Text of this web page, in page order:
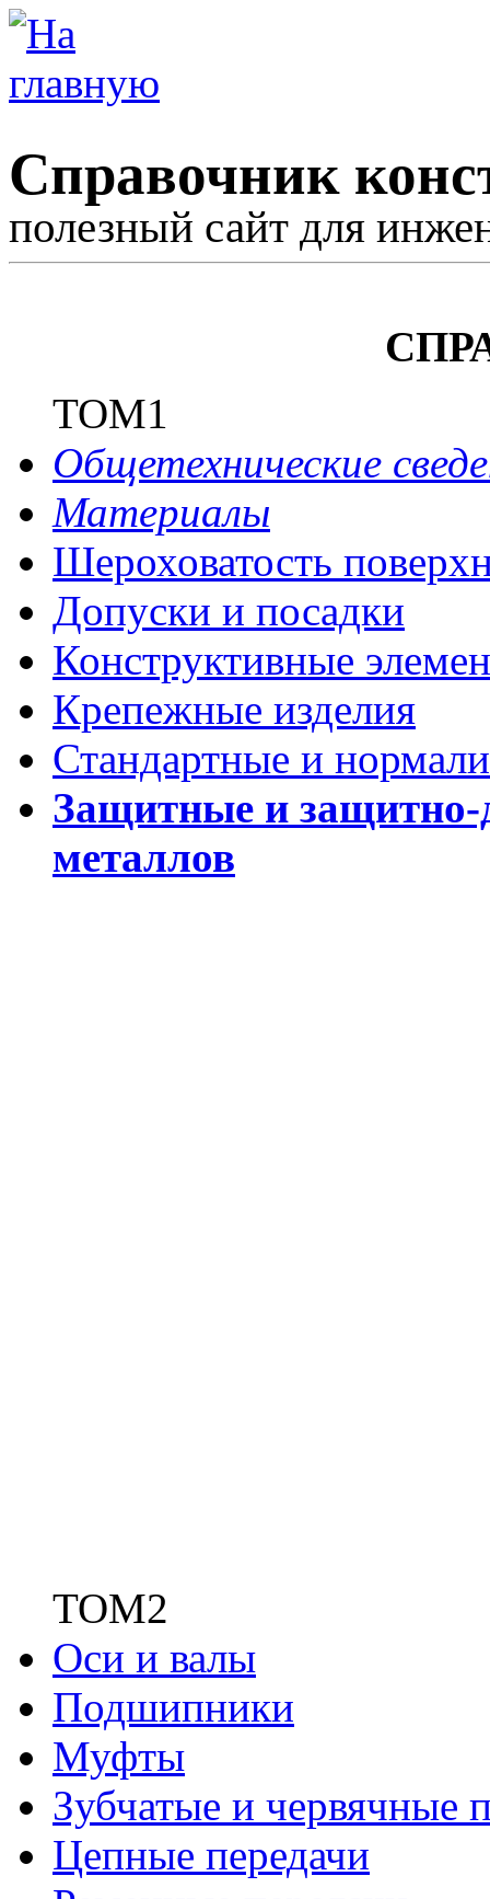
Справочник
полезный сайт для
ТОМ1
Общетехнические
Материалы
Шероховатость
Допуски и посадки
Конструктивные
Крепежные изделия
Стандартные и
Защитные и защитно-
металлов
ТОМ2
Оси и валы
Подшипники
Муфты
Зубчатые и червячные
Цепные передачи